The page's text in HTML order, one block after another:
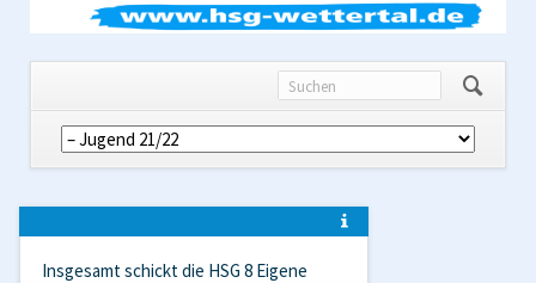
Navigation
überspringen
Insgesamt schickt die HSG 8 Eigene